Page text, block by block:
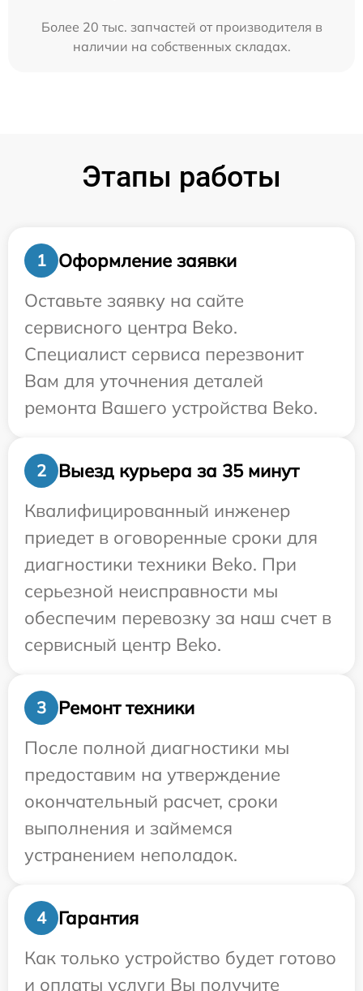
Более 20 тыс. запчастей от производителя в
наличии на собственных складах.
Этапы работы
1
Оформление заявки
Оставьте заявку на сайте
сервисного центра Beko.
Специалист сервиса перезвонит
Вам для уточнения деталей
ремонта Вашего устройства Beko.
2
Выезд курьера за 35 минут
Квалифицированный инженер
приедет в оговоренные сроки для
диагностики техники Beko. При
серьезной неисправности мы
обеспечим перевозку за наш счет в
сервисный центр Beko.
3
Ремонт техники
После полной диагностики мы
предоставим на утверждение
окончательный расчет, сроки
выполнения и займемся
устранением неполадок.
4
Гарантия
Как только устройство будет готово
и оплаты услуги Вы получите